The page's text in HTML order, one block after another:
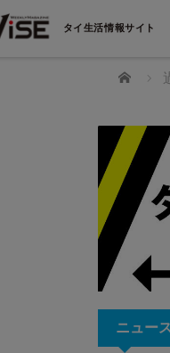
タイ生活情報サイト
ホーム
ニュー
St.